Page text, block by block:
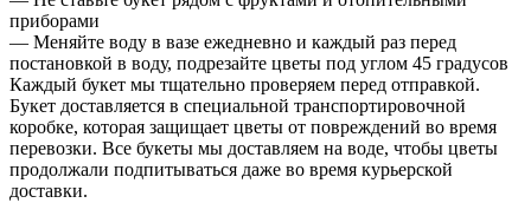
приборами
— Меняйте воду в вазе ежедневно и каждый раз перед
постановкой в воду, подрезайте цветы под углом 45 градусов
Каждый букет мы тщательно проверяем перед отправкой.
Букет доставляется в специальной транспортировочной
коробке, которая защищает цветы от повреждений во время
перевозки. Все букеты мы доставляем на воде, чтобы цветы
продолжали подпитываться даже во время курьерской
доставки.